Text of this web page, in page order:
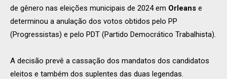
de gênero nas eleições municipais de 2024 em Orleans e
determinou a anulação dos votos obtidos pelo PP
(Progressistas) e pelo PDT (Partido Democrático Trabalhista).
A decisão prevê a cassação dos mandatos dos candidatos
eleitos e também dos suplentes das duas legendas.